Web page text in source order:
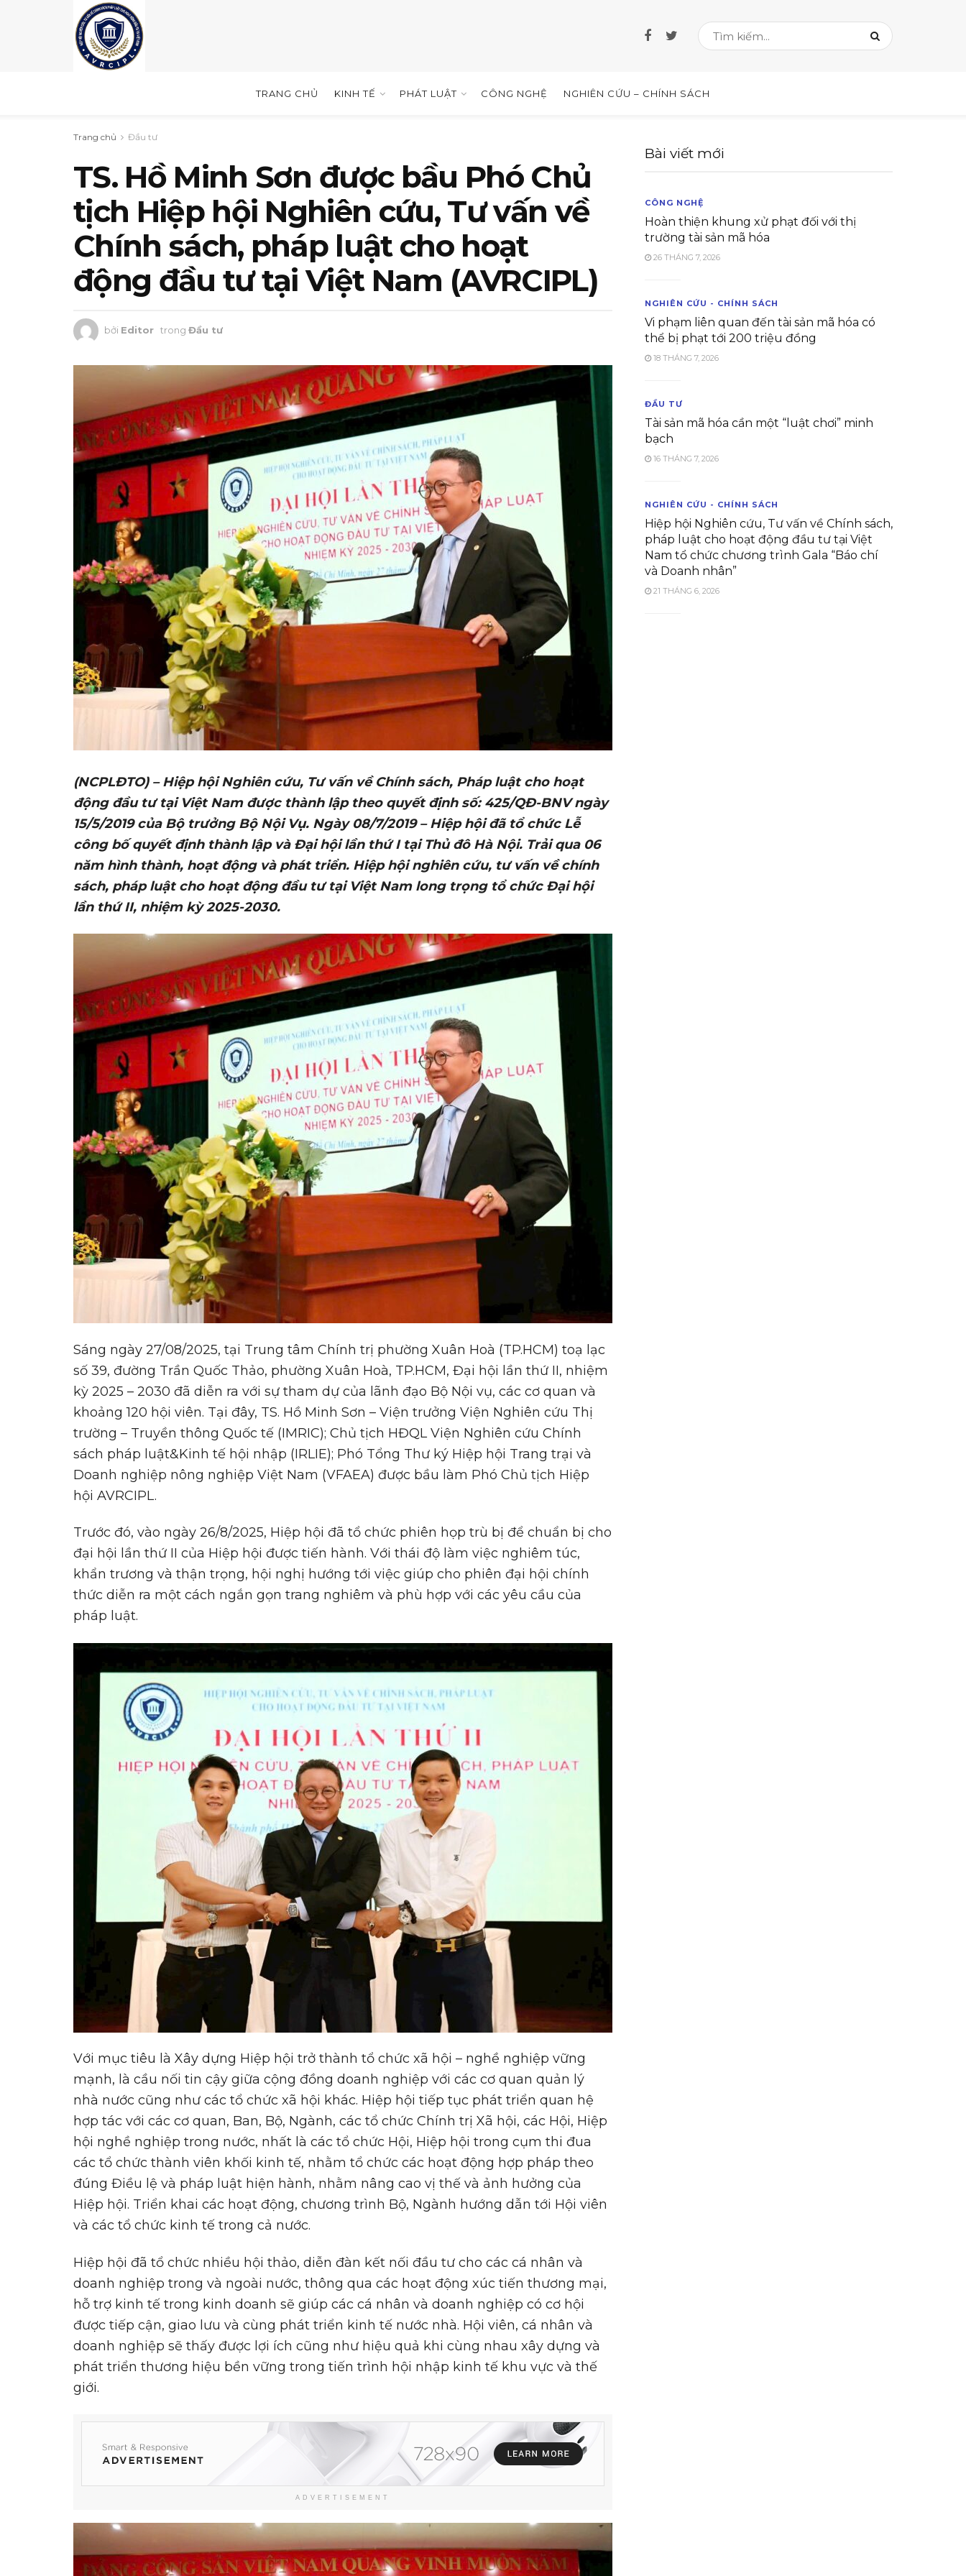
TRANG CHỦ KINH TẾ PHÁT LUẬT CÔNG NGHỆ NGHIÊN CỨU – CHÍNH SÁCH
Trang chủ Đầu tư
TS. Hồ Minh Sơn được bầu Phó Chủ
tịch Hiệp hội Nghiên cứu, Tư vấn về
Chính sách, pháp luật cho hoạt
động đầu tư tại Việt Nam (AVRCIPL)
bởi Editor trong Đầu tư
(NCPLĐTO) – Hiệp hội Nghiên cứu, Tư vấn về Chính sách, Pháp luật cho hoạt
động đầu tư tại Việt Nam được thành lập theo quyết định số: 425/QĐ-BNV ngày
15/5/2019 của Bộ trưởng Bộ Nội Vụ. Ngày 08/7/2019–Hiệp hội đã tổ chức Lễ
công bố quyết định thành lập và Đại hội lần thứ I tại Thủ đô Hà Nội. Trảiqua06
năm hình thành, hoạt động và phát triển. Hiệp hội nghiên cứu, tư vấn về chính
sách, pháp luật cho hoạt động đầu tư tại Việt Nam long trọng tổ chức Đại hội
lần thứ II, nhiệm kỳ 2025-2030.
Sáng ngày 27/08/2025, tại Trung tâm Chính trị phường Xuân Hoà (TP.HCM) toạ lạc
số 39, đường Trần Quốc Thảo, phường Xuân Hoà, TP.HCM, Đại hội lần thứ II, nhiệm
kỳ 2025 – 2030 đã diễn ra với sự tham dự của lãnh đạo Bộ Nội vụ, các cơ quan và
khoảng 120 hội viên. Tại đây, TS. Hồ Minh Sơn – Viện trưởng Viện Nghiên cứu Thị
trường – Truyền thông Quốc tế (IMRIC); Chủ tịch HĐQL Viện Nghiên cứu Chính
sách pháp luật&Kinh tế hội nhập (IRLIE); Phó Tổng Thư ký Hiệp hội Trang trại và
Doanh nghiệp nông nghiệp Việt Nam (VFAEA) được bầu làm Phó Chủ tịch Hiệp
hội AVRCIPL.
Trước đó, vào ngày 26/8/2025, Hiệp hội đã tổ chức phiên họp trù bị để chuẩn bị cho
đại hội lần thứ II của Hiệp hội được tiến hành. Với thái độ làm việc nghiêm túc,
khẩn trương và thận trọng, hội nghị hướng tới việc giúp cho phiên đại hội chính
thức diễn ra một cách ngắn gọn trang nghiêm và phù hợp với các yêu cầu của
pháp luật.
Với mục tiêu là Xây dựng Hiệp hội trở thành tổ chức xã hội – nghề nghiệp vững
mạnh, là cầu nối tin cậy giữa cộng đồng doanh nghiệp với các cơ quan quản lý
nhà nước cũng như các tổ chức xã hội khác. Hiệp hội tiếp tục phát triển quan hệ
hợp tác với các cơ quan, Ban, Bộ, Ngành, các tổ chức Chính trị Xã hội, các Hội, Hiệp
hội nghề nghiệp trong nước, nhất là các tổ chức Hội, Hiệp hội trong cụm thi đua
các tổ chức thành viên khối kinh tế, nhằm tổ chức các hoạt động hợp pháp theo
đúng Điều lệ và pháp luật hiện hành, nhằm nâng cao vị thế và ảnh hưởng của
Hiệp hội. Triển khai các hoạt động, chương trình Bộ, Ngành hướng dẫn tới Hội viên
và các tổ chức kinh tế trong cả nước.
Hiệp hội đã tổ chức nhiều hội thảo, diễn đàn kết nối đầu tư cho các cá nhân và
doanh nghiệp trong và ngoài nước, thông qua các hoạt động xúc tiến thương mại,
hỗ trợ kinh tế trong kinh doanh sẽ giúp các cá nhân và doanh nghiệp có cơ hội
được tiếp cận, giao lưu và cùng phát triển kinh tế nước nhà. Hội viên, cá nhân và
doanh nghiệp sẽ thấy được lợi ích cũng như hiệu quả khi cùng nhau xây dựng và
phát triển thương hiệu bền vững trong tiến trình hội nhập kinh tế khu vực và thế
giới.
ADVERTISEMENT
Bài viết mới
CÔNG NGHỆ
Hoàn thiện khung xử phạt đối với thị
trường tài sản mã hóa
26 THÁNG 7, 2026
NGHIÊN CỨU - CHÍNH SÁCH
Vi phạm liên quan đến tài sản mã hóa có
thể bị phạt tới 200 triệu đồng
18 THÁNG 7, 2026
ĐẦU TƯ
Tài sản mã hóa cần một “luật chơi” minh
bạch
16 THÁNG 7, 2026
NGHIÊN CỨU - CHÍNH SÁCH
Hiệp hội Nghiên cứu, Tư vấn về Chính sách,
pháp luật cho hoạt động đầu tư tại Việt
Nam tổ chức chương trình Gala “Báo chí
và Doanh nhân”
21 THÁNG 6, 2026